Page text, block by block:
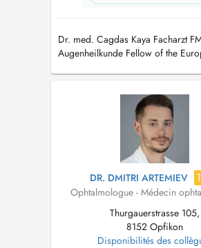
Dr. med. Cagdas Kaya Facharzt
Augenheilkunde Fellow of the
DR. DMITRI ARTEMIEV
Ophtalmologue - Médecin
Thurgauerstrasse 105,
8152 Opfikon
Disponibilités des